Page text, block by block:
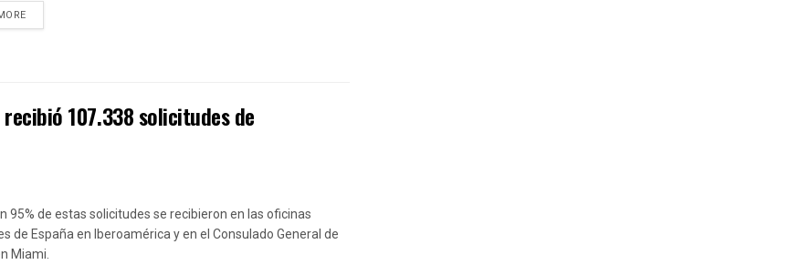
DETAILS
recibió 107.338 solicitudes de
95% de estas solicitudes se recibieron en las oficinas
de España en Iberoamérica y en el Consulado General de
Miami.